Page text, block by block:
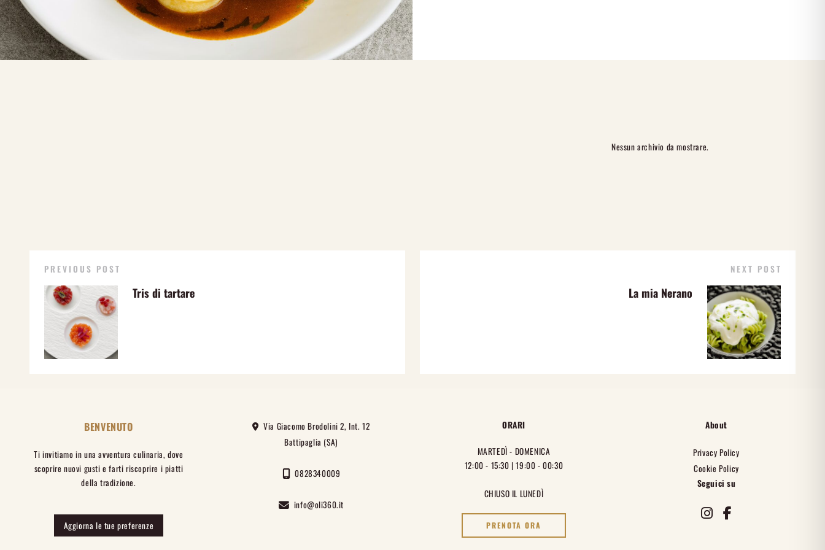
Nessun archivio da mostrare.
PREVIOUS POST
Tris di tartare
NEXT POST
La mia Nerano
BENVENUTO
Ti invitiamo in una avventura culinaria, dove
scoprire nuovi gusti e farti riscoprire i piatti
della tradizione.
Aggiorna le tue preferenze
Via Giacomo Brodolini 2, Int. 12
Battipaglia (SA)
0828340009
info@oli360.it
ORARI
MARTEDÌ - DOMENICA
12:00 - 15:30 | 19:00 - 00:30
CHIUSO IL LUNEDÌ
PRENOTA ORA
About
Privacy Policy
Cookie Policy
Seguici su
instagram